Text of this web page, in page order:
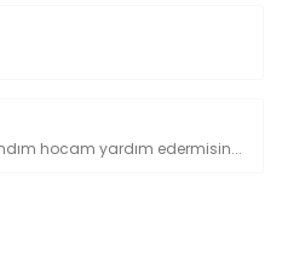
hocam yardım edermisin...